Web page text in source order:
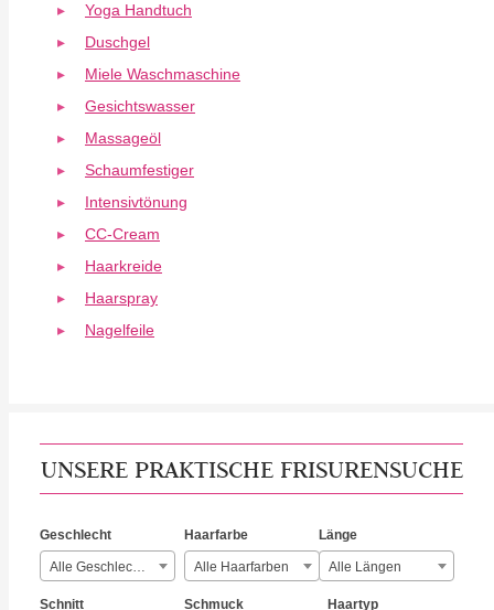
Yoga Handtuch
Duschgel
Miele Waschmaschine
Gesichtswasser
Massageöl
Schaumfestiger
Intensivtönung
CC-Cream
Haarkreide
Haarspray
Nagelfeile
UNSERE PRAKTISCHE FRISURENSUCHE
Geschlecht
Alle Geschlechter
Haarfarbe
Alle Haarfarben
Länge
Alle Längen
Schnitt Schmuck Haartyp